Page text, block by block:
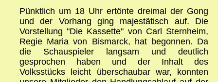
Pünktlich um 18 Uhr ertönte dreimal der Gong
und der Vorhang ging majestätisch auf. Die
Vorstellung "Die Kassette" von Carl Sternheim,
Regie Maria von Bismarck, hat begonnen. Da
die Schauspieler langsam und deutlich
gesprochen haben und der Inhalt des
Volksstücks leicht überschaubar war, konnten